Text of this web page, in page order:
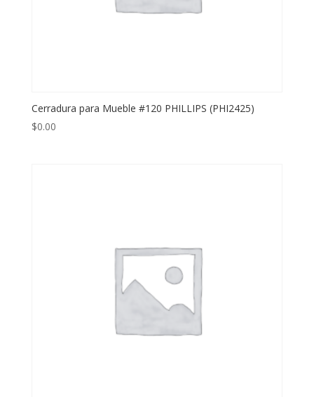
Cerradura para Mueble #120 PHILLIPS (PHI2425)
$0.00